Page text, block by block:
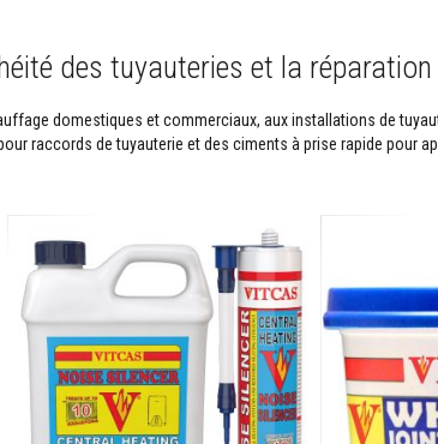
des tuyauteries et la
domestiques et commerciaux, aux installations de
raccords de tuyauterie et des ciments à prise rapide pour